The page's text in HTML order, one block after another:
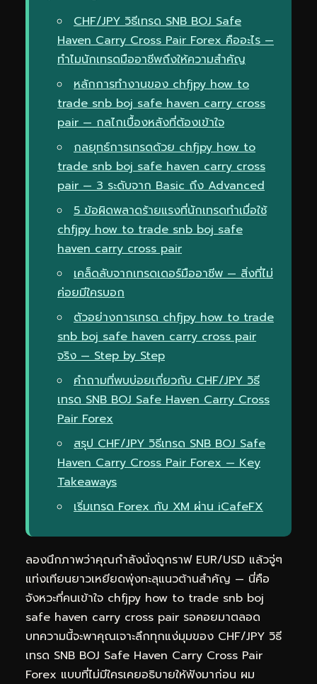
CHF/JPY วิธีเทรด SNB BOJ Safe
Haven Carry Cross Pair Forex คืออะไร —
ทำไมนักเทรดมืออาชีพถึงให้ความสำคัญ
หลักการทำงานของ chfjpy how to
trade snb boj safe haven carry cross
pair — กลไกเบื้องหลังที่ต้องเข้าใจ
กลยุทธ์การเทรดด้วย chfjpy how to
trade snb boj safe haven carry cross
pair — 3 ระดับจาก Basic ถึง Advanced
5 ข้อผิดพลาดร้ายแรงที่นักเทรดทำเมื่อใช้
chfjpy how to trade snb boj safe
haven carry cross pair
เคล็ดลับจากเทรดเดอร์มืออาชีพ — สิ่งที่ไม่
ค่อยมีใครบอก
ตัวอย่างการเทรด chfjpy how to trade
snb boj safe haven carry cross pair
จริง — Step by Step
คำถามที่พบบ่อยเกี่ยวกับ CHF/JPY วิธี
เทรด SNB BOJ Safe Haven Carry Cross
Pair Forex
สรุป CHF/JPY วิธีเทรด SNB BOJ Safe
Haven Carry Cross Pair Forex — Key
Takeaways
เริ่มเทรด Forex กับ XM ผ่าน iCafeFX
ลองนึกภาพว่าคุณกำลังนั่งดูกราฟ EUR/USD แล้วจู่ๆ
แท่งเทียนยาวเหยียดพุ่งทะลุแนวต้านสำคัญ — นี่คือ
จังหวะที่คนเข้าใจ chfjpy how to trade snb boj
safe haven carry cross pair รอคอยมาตลอด
บทความนี้จะพาคุณเจาะลึกทุกแง่มุมของ CHF/JPY วิธี
เทรด SNB BOJ Safe Haven Carry Cross Pair
Forex แบบที่ไม่มีใครเคยอธิบายให้ฟังมาก่อน ผม